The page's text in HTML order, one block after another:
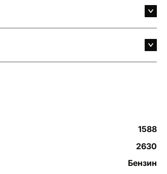
1588
2630
Бензин